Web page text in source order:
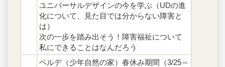
ユニバーサルデザインの今を学ぶ（UDの進
化について、見た目では分からない障害と
は）
次の一歩を踏み出そう！障害福祉について
私にできることはなんだろう
ベルデ（少年自然の家）春休み期間（3/25～